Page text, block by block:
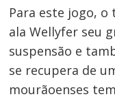
Para este jogo,
ala Wellyfer seu
suspensão e
se recupera de
mourãoenses